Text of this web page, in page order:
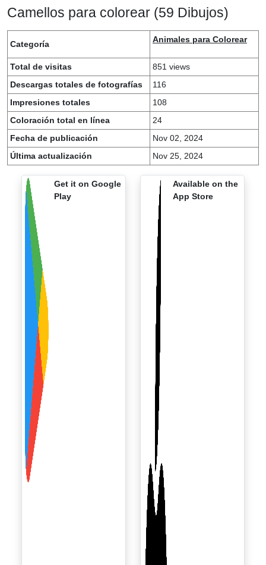
Camellos para colorear (59 Dibujos)
Categoría Animales para Colorear
Total de visitas
851 views
Descargas totales de fotografías
116
Impresiones totales
108
Coloración total en línea
24
Fecha de publicación
Nov 02, 2024
Última actualización
Nov 25, 2024
Get it on Google
Play
Available on the
App Store